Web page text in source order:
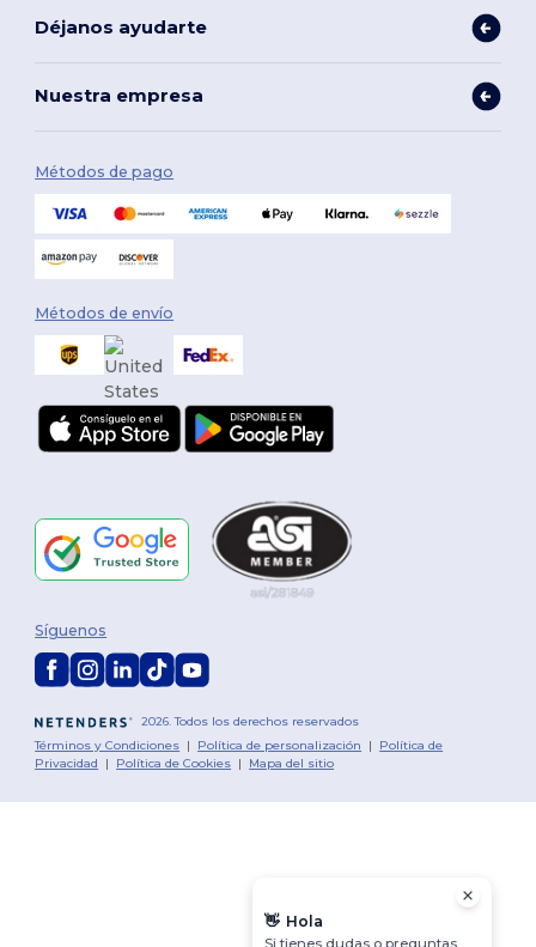
Déjanos ayudarte
Nuestra empresa
Métodos de pago
Métodos de envío
2026. Todos los derechos reservados
Términos y Condiciones | Política de personalización | Política de
Privacidad | Política de Cookies | Mapa del sitio
Síguenos
👋 Hola
Si tienes dudas o preguntas,